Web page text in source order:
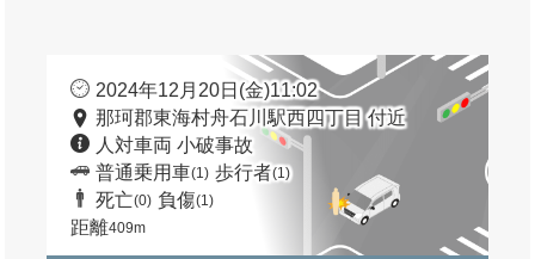
2024年12月20日(金)11:02
那珂郡東海村舟石川駅西四丁目 付近
人対車両 小破事故
普通乗用車(1) 歩行者(1)
死亡(0) 負傷(1)
距離409m